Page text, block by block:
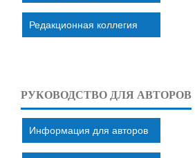
Редакционная коллегия
РУКОВОДСТВО ДЛЯ АВТОРОВ
Информация для авторов